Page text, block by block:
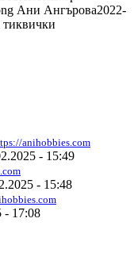
Ани Ангърова2022-
anihobbies.com
- 15:49
- 15:48
- 17:08